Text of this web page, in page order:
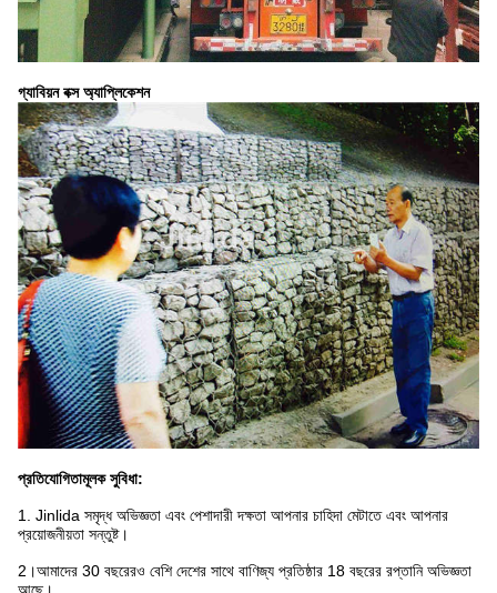
গ্যাবিয়ন বক্স অ্যাপ্লিকেশন
প্রতিযোগিতামূলক সুবিধা:
1. Jinlida সমৃদ্ধ অভিজ্ঞতা এবং পেশাদারী দক্ষতা আপনার চাহিদা মেটাতে এবং আপনার
প্রয়োজনীয়তা সন্তুষ্ট।
2।আমাদের 30 বছরেরও বেশি দেশের সাথে বাণিজ্য প্রতিষ্ঠার 18 বছরের রপ্তানি অভিজ্ঞতা